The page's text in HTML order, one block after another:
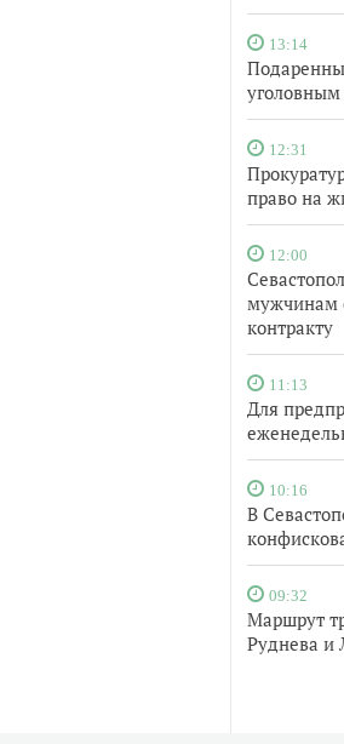
13:14
12:31
право на
12:00
мужчинам
контракту
11:13
Для
10:16
В
09:32
Маршрут
Руднева и